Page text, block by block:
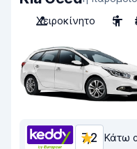
Χειροκίνητο
5
7,2 Κάτω